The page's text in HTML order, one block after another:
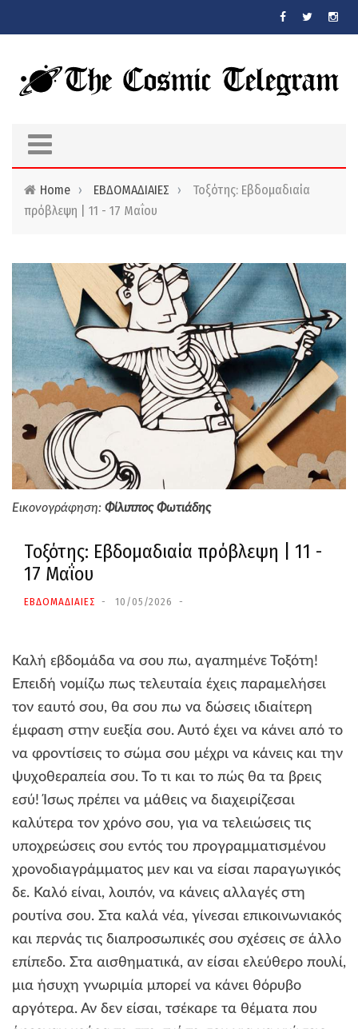
Home › ΕΒΔΟΜΑΔΙΑΙΕΣ ›
Τοξότης: Εβδομαδιαία
πρόβλεψη | 11 - 17 Μαΐου
Εικονογράφηση: Φίλιππος Φωτιάδης
Τοξότης: Εβδομαδιαία πρόβλεψη | 11 -
17 Μαΐου
ΕΒΔΟΜΑΔΙΑΙΕΣ 10/05/2026
Καλή εβδομάδα να σου πω, αγαπημένε Τοξότη!
Επειδή νομίζω πως τελευταία έχεις παραμελήσει
τον εαυτό σου, θα σου πω να δώσεις ιδιαίτερη
έμφαση στην ευεξία σου. Αυτό έχει να κάνει από το
να φροντίσεις το σώμα σου μέχρι να κάνεις και την
ψυχοθεραπεία σου. Το τι και το πώς θα τα βρεις
εσύ! Ίσως πρέπει να μάθεις να διαχειρίζεσαι
καλύτερα τον χρόνο σου, για να τελειώσεις τις
υποχρεώσεις σου εντός του προγραμματισμένου
χρονοδιαγράμματος μεν και να είσαι παραγωγικός
δε. Καλό είναι, λοιπόν, να κάνεις αλλαγές στη
ρουτίνα σου. Στα καλά νέα, γίνεσαι επικοινωνιακός
και περνάς τις διαπροσωπικές σου σχέσεις σε άλλο
επίπεδο. Στα αισθηματικά, αν είσαι ελεύθερο πουλί,
μια ήσυχη γνωριμία μπορεί να κάνει θόρυβο
αργότερα. Αν δεν είσαι, τσέκαρε τα θέματα που